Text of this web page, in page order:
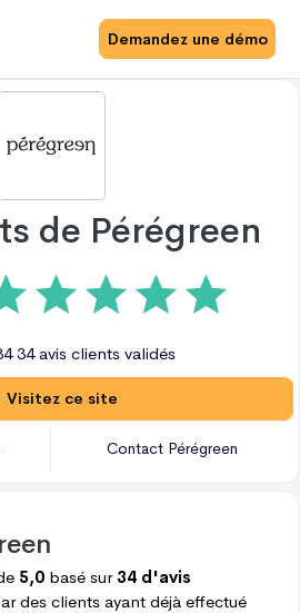
Demandez une démo
de Pérégreen
34 avis clients validés
Visitez ce site
Contact Pérégreen
5,0 basé sur 34 d'avis
des clients ayant déjà effectué